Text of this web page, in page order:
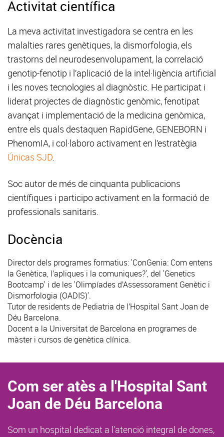
Activitat científica
La meva activitat investigadora se centra en les
malalties rares genètiques, la dismorfologia, els
trastorns del neurodesenvolupament, la correlació
genotip-fenotip i l’aplicació de la intel·ligència artificial
i les noves tecnologies al diagnòstic. He participat i
liderat projectes de diagnòstic genòmic, fenotipat
avançat i implementació de la medicina genòmica,
entre els quals destaquen RapidGene, GENEBORN i
PhenomIA, i col·laboro activament en l’estratègia
Únicas SJD.
Soc autor de més de cinquanta publicacions
científiques i participo activament en la formació de
professionals sanitaris.
Docència
Director dels programes formatius: 'ConGenia: Com entens
la Genètica, l’apliques i la comuniques?', del 'Genetics
Bootcamp' i de les 'Olimpíades d’Assessorament Genètic i
Dismorfologia (OADIS)'.
Tutor de residents de Pediatria de l’Hospital Sant Joan de
Déu Barcelona.
Docent a la Universitat de Barcelona en programes de
màster i cursos de genètica clínica.
Com ser atès a l'Hospital Sant
Joan de Déu Barcelona
Som un hospital dedicat a l'atenció integral de dones,